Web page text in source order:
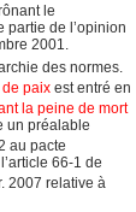
le
partie de l’opinion
2001.
des normes.
paix est entré en
la peine de mort
un préalable
au pacte
66-1 de
2007 relative à